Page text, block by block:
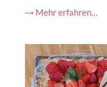
→ Mehr erfahren…